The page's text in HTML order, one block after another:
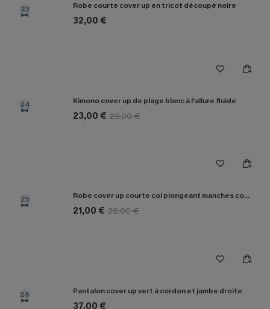
23 Robe courte cover up en tricot découpé noire
32,00 €
24 Kimono cover up de plage blanc à l’allure fluide
23,00 € 29,00 €
25 Robe cover up courte col plongeant manches courtes
21,00 € 26,00 €
26 Pantalon cover up vert à cordon et jambe droite
37,00 €